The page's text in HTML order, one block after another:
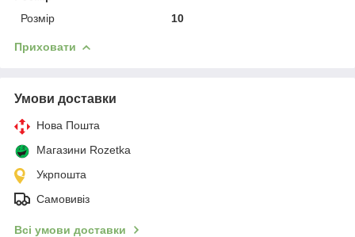
Розмір
10
Приховати
Умови доставки
Нова Пошта
Магазини Rozetka
Укрпошта
Самовивіз
Всі умови доставки